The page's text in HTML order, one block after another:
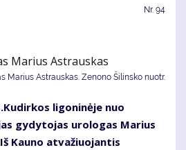
Nr. 94
Marius Astrauskas. Zenono Šilinsko nuotr.
ligoninėje nuo
gydytojas urologas Marius
Kauno atvažiuojantis